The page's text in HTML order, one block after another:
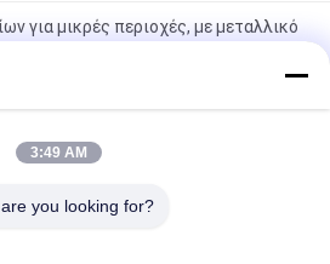
για μικρές περιοχές, με μεταλλικό
διαχέτης ελαίου, μεταλλική
500 ml
Αρωματική διάχυση ελαίου με
3:49 AM
you looking for?